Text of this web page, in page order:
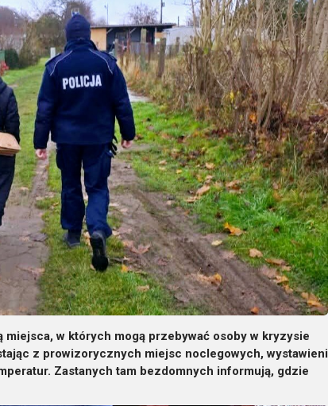
w których mogą przebywać osoby w kryzysie
z prowizorycznych miejsc noclegowych, wystawieni
Zastanych tam bezdomnych informują, gdzie